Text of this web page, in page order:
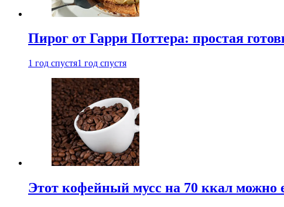
Пирог от Гарри Поттера: простая
1 год спустя1 год спустя
Этот кофейный мусс на 70 ккал можно